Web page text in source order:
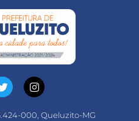
000, Queluzito-MG